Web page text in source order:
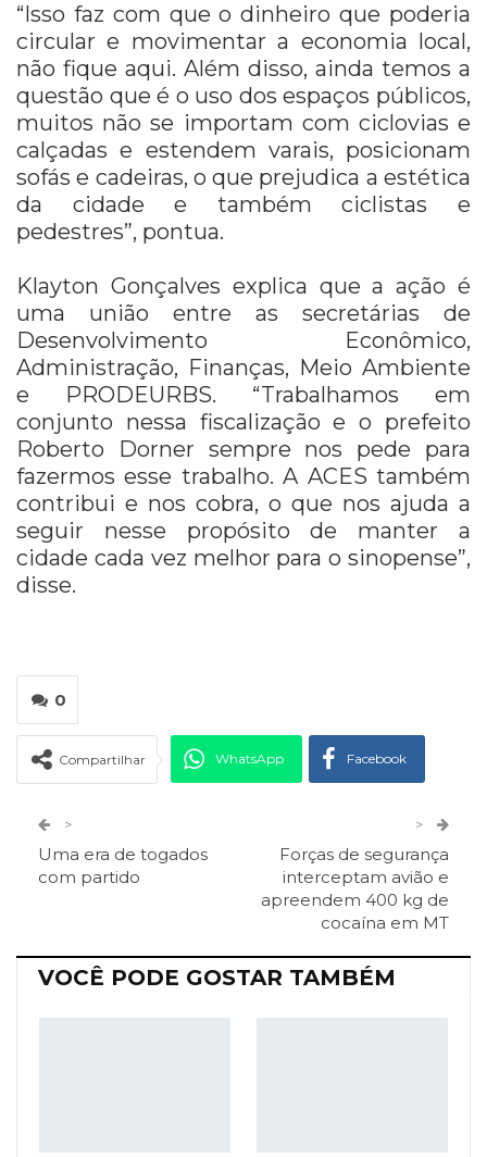
“Isso faz com que o dinheiro que poderia
circular e movimentar a economia local,
não fique aqui. Além disso, ainda temos a
questão que é o uso dos espaços públicos,
muitos não se importam com ciclovias e
calçadas e estendem varais, posicionam
sofás e cadeiras, o que prejudica a estética
da cidade e também ciclistas e
pedestres”, pontua.
Klayton Gonçalves explica que a ação é
uma união entre as secretárias de
Desenvolvimento Econômico,
Administração, Finanças, Meio Ambiente
e PRODEURBS. “Trabalhamos em
conjunto nessa fiscalização e o prefeito
Roberto Dorner sempre nos pede para
fazermos esse trabalho. A ACES também
contribui e nos cobra, o que nos ajuda a
seguir nesse propósito de manter a
cidade cada vez melhor para o sinopense”,
disse.
0
Compartilhar WhatsApp Facebook
Telegram
O email
>
Uma era de togados
com partido
>
Forças de segurança
interceptam avião e
apreendem 400 kg de
cocaína em MT
VOCÊ PODE GOSTAR TAMBÉM